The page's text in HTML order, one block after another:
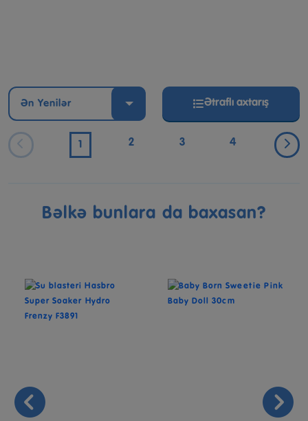
Ən Yenilər Ətraflı axtarış
1 2 3 4
Bəlkə bunlara da baxasan?